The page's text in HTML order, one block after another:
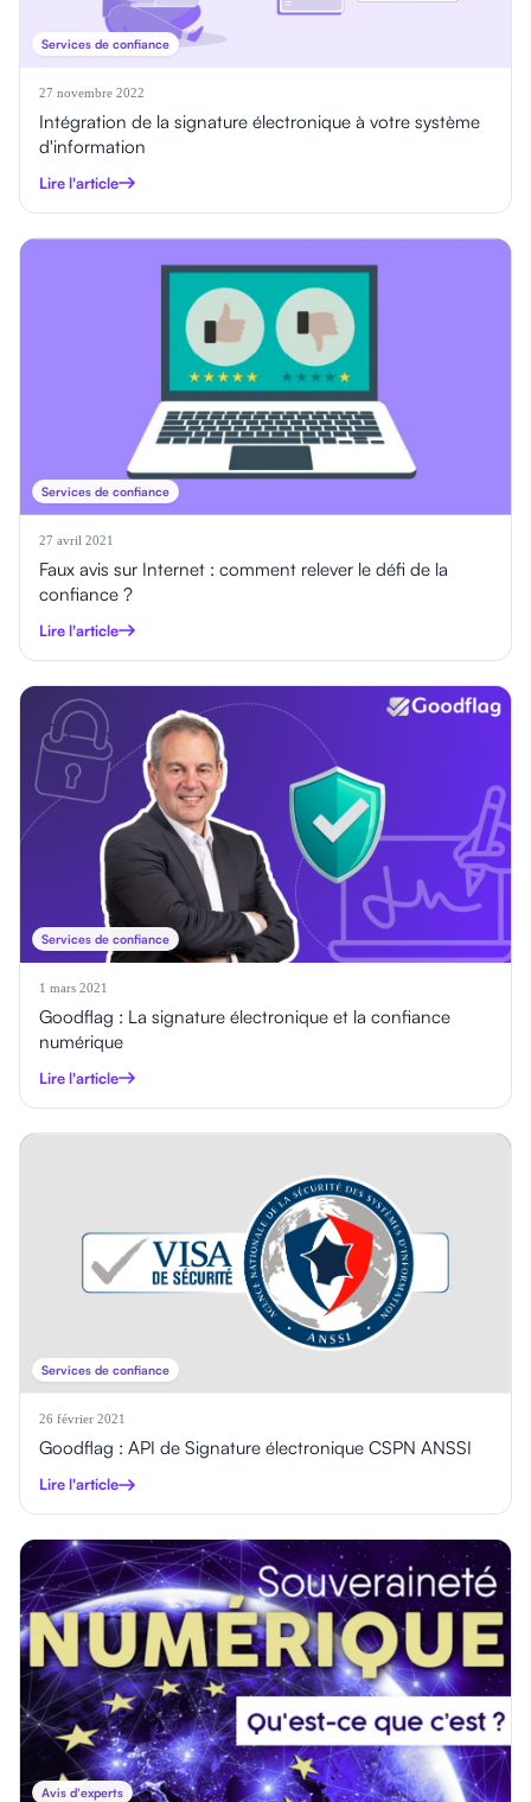
Services de confiance
27 novembre 2022
Intégration de la signature électronique à votre système
d'information
Lire l'article
Services de confiance
27 avril 2021
Faux avis sur Internet : comment relever le défi de la
confiance ?
Lire l'article
Services de confiance
1 mars 2021
Goodflag : La signature électronique et la confiance
numérique
Lire l'article
Services de confiance
26 février 2021
Goodflag : API de Signature électronique CSPN ANSSI
Lire l'article
Avis d'experts